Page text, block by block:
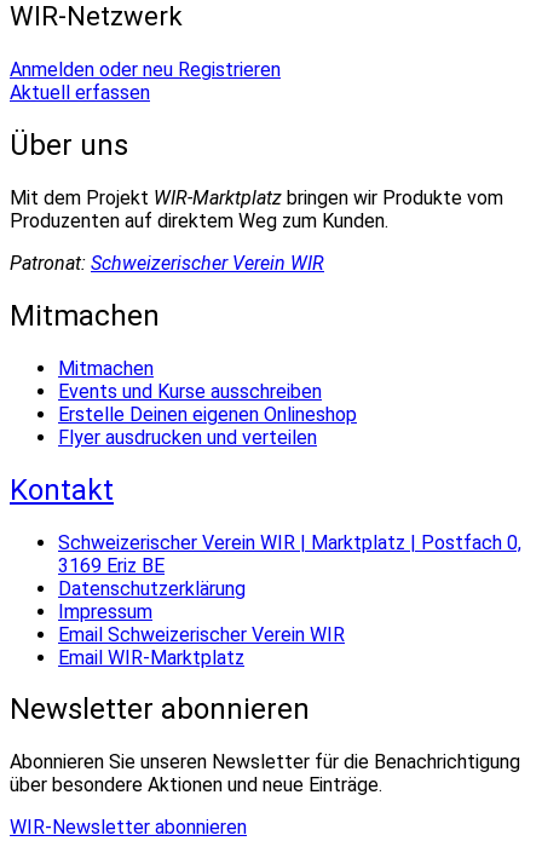
WIR-Netzwerk
Anmelden oder neu Registrieren
Aktuell erfassen
Über uns
Mit dem Projekt WIR-Marktplatz bringen wir Produkte vom
Produzenten auf direktem Weg zum Kunden.
Patronat: Schweizerischer Verein WIR
Mitmachen
Mitmachen
Events und Kurse ausschreiben
Erstelle Deinen eigenen Onlineshop
Flyer ausdrucken und verteilen
Kontakt
Schweizerischer Verein WIR | Marktplatz | Postfach 0,
3169 Eriz BE
Datenschutzerklärung
Impressum
Email Schweizerischer Verein WIR
Email WIR-Marktplatz
Newsletter abonnieren
Abonnieren Sie unseren Newsletter für die Benachrichtigung
über besondere Aktionen und neue Einträge.
WIR-Newsletter abonnieren